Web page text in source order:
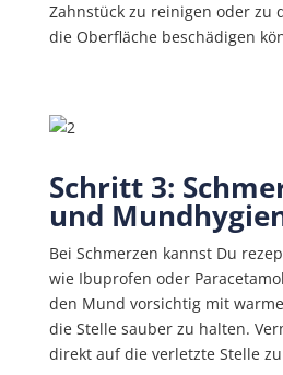
Zahnstück zu reinigen oder zu
die Oberfläche beschädigen
Schritt 3:
und
Bei Schmerzen kannst Du
wie Ibuprofen oder
den Mund vorsichtig mit
die Stelle sauber zu halten.
direkt auf die verletzte Stelle